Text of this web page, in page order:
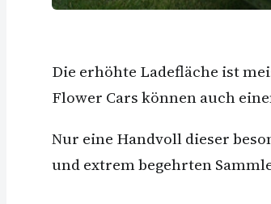
Die erhöhte Ladefläche ist
Flower Cars können auch
Nur eine Handvoll dieser
und extrem begehrten